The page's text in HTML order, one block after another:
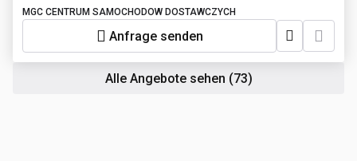
MGC CENTRUM SAMOCHODOW DOSTAWCZYCH
Anfrage senden
Alle Angebote sehen (73)